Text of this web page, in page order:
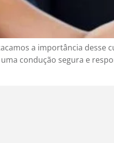
a importância desse
condução segura e